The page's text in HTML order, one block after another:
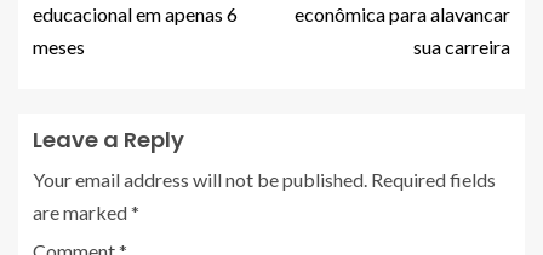
educacional em apenas 6
meses
econômica para alavancar
sua carreira
Leave a Reply
Your email address will not be published. Required fields
are marked*